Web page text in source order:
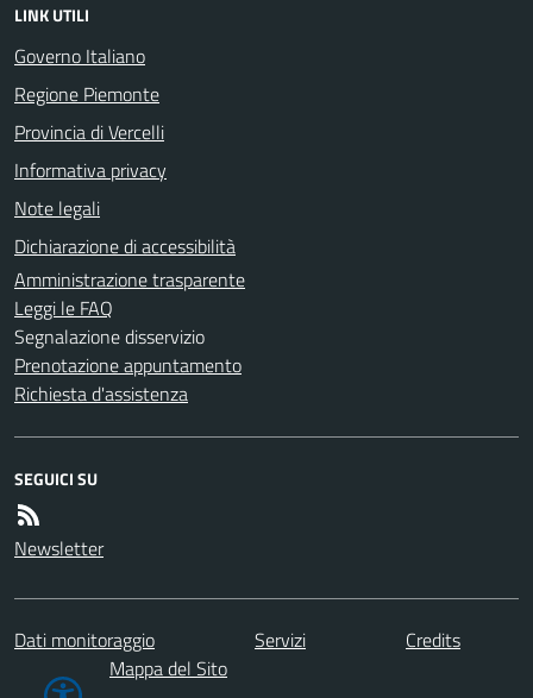
LINK UTILI
Governo Italiano
Regione Piemonte
Provincia di Vercelli
Informativa privacy
Note legali
Dichiarazione di accessibilità
Amministrazione trasparente
Leggi le FAQ
Segnalazione disservizio
Prenotazione appuntamento
Richiesta d'assistenza
SEGUICI SU
Newsletter
Dati monitoraggio Servizi
Credits
Mappa del Sito